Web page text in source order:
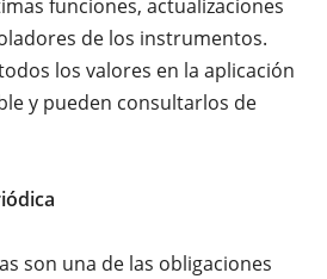
funciones, actualizaciones
de los instrumentos.
los valores en la aplicación
y pueden consultarlos de
son una de las obligaciones